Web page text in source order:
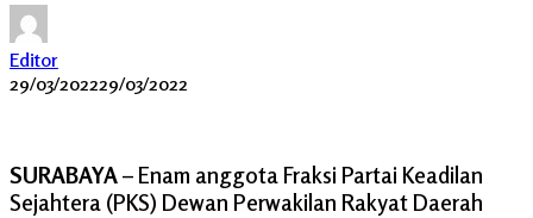
Editor
29/03/202229/03/2022
SURABAYA– Enam anggota Fraksi Partai Keadilan
Sejahtera (PKS) Dewan Perwakilan Rakyat Daerah